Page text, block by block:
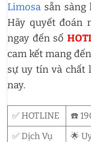
Limosa sẵn sàng
Hãy quyết đoán
ngay đến số
cam kết mang
sự uy tín và chất
nay.
✅ HOTLINE
☎️
✅ Dịch Vụ
🌟